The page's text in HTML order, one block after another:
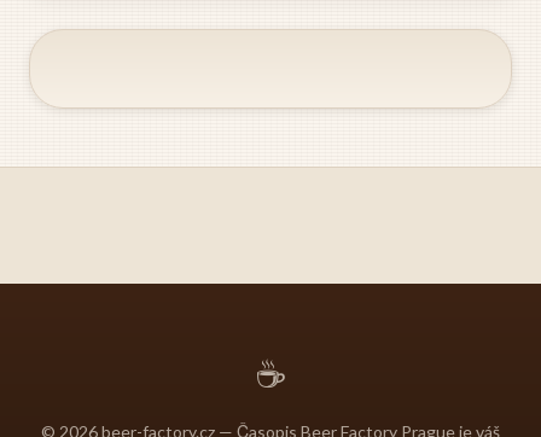
☕
© 2026 beer-factory.cz — Časopis Beer Factory Prague je váš